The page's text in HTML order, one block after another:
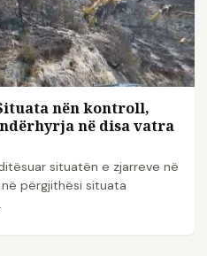
nën kontroll,
në disa vatra
situatën e zjarreve në
përgjithësi situata